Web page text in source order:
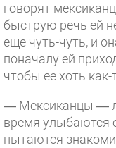
говорят
быструю речь ей
еще чуть-чуть, и
поначалу ей
чтобы ее хоть как-
— Мексиканцы —
время улыбаются
пытаются